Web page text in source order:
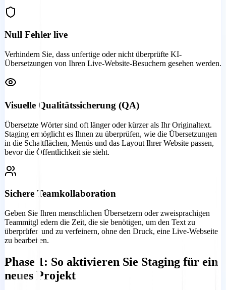
Null Fehler live
Verhindern Sie, dass unfertige oder nicht überprüfte KI-
Übersetzungen von Ihren Live-Website-Besuchern gesehen werden.
Visuelle Qualitätssicherung (QA)
Übersetzte Wörter sind oft länger oder kürzer als Ihr Originaltext.
Staging ermöglicht es Ihnen zu überprüfen, wie die Übersetzungen
in die Schaltflächen, Menüs und das Layout Ihrer Website passen,
bevor die Öffentlichkeit sie sieht.
Sichere Teamkollaboration
Geben Sie Ihren menschlichen Übersetzern oder zweisprachigen
Teammitgliedern die Zeit, die sie benötigen, um den Text zu
überprüfen und zu verfeinern, ohne den Druck, eine Live-Webseite
zu bearbeiten.
Phase 1: So aktivieren Sie Staging für ein
neues Projekt